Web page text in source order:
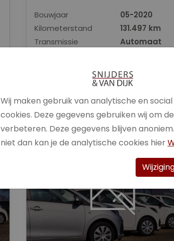
Bouwjaar
05-2020
Kilometerstand
131.497 km
Transmissie
Automaat
Elektrisch
Bekijk auto
Wij maken gebruik van analytische en
cookies. Deze gegevens gebruiken wij om
verbeteren. Deze gegevens blijven
niet dan kan je de analytische cookies hier